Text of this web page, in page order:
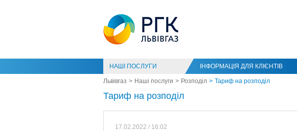
НАШІ ПОСЛУГИ ІНФОРМАЦІЯ ДЛЯ КЛІЄНТІВ
Львівгаз Наші послуги Розподіл Тариф на розподіл
Тариф на розподіл
17.02.2022 / 16:02